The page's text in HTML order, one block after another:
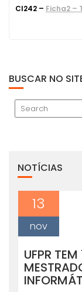
CI242 – Ficha2 –
BUSCAR NO
NOTÍCIAS
13
nov
UFPR